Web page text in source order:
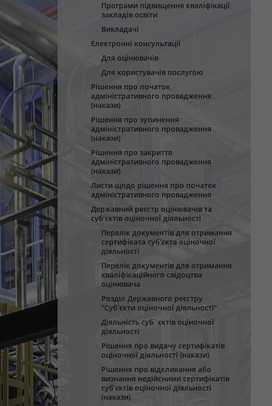
Програми підвищення кваліфікації
закладів освіти
Викладачі
Електронні консультації
Для оцінювачів
Для користувачів послугою
Рішення про початок
адміністративного провадження
(накази)
Рішення про зупинення
адміністративного провадження
(накази)
Рішення про закриття
адміністративного провадження
(накази)
Листи щодо рішення про початок
адміністративного провадження
Державний реєстр оцінювачів та
суб‘єктів оціночної діяльності
Перелік документів для отримання
сертифіката суб’єкта оціночної
діяльності
Перелік документів для отримання
кваліфікаційного свідоцтва
оцінювача
Розділ Державного реєстру
"Суб‘єкти оціночної діяльності"
Діяльність суб`єктів оціночної
діяльності
Рішення про видачу сертифікатів
оціночної діяльності (накази)
Рішення про відкликання або
визнання недійсними сертифікатів
суб’єктів оціночної діяльності
(накази)